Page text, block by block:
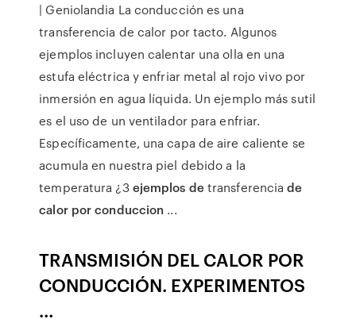
| Geniolandia La conducción es una
transferencia de calor por tacto. Algunos
ejemplos incluyen calentar una olla en una
estufa eléctrica y enfriar metal al rojo vivo por
inmersión en agua líquida. Un ejemplo más sutil
es el uso de un ventilador para enfriar.
Específicamente, una capa de aire caliente se
acumula en nuestra piel debido a la
temperatura ¿3ejemplos detransferenciade
calor por conduccion ...
TRANSMISIÓN DEL CALOR POR
CONDUCCIÓN. EXPERIMENTOS
…